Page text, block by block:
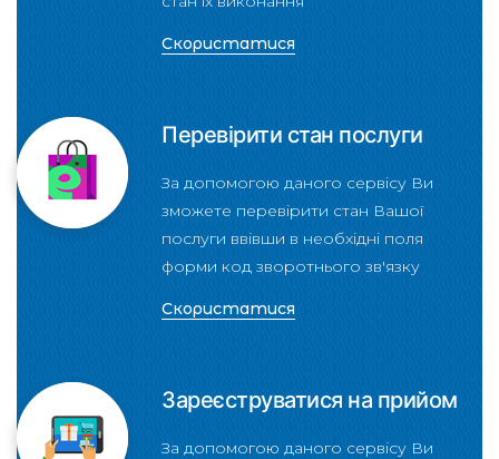
Скористатися
Перевірити стан послуги
За допомогою даного сервісу Ви
зможете перевірити стан Вашої
послуги ввівши в необхідні поля
форми код зворотнього зв'язку
Скористатися
Зареєструватися на прийом
За допомогою даного сервісу Ви